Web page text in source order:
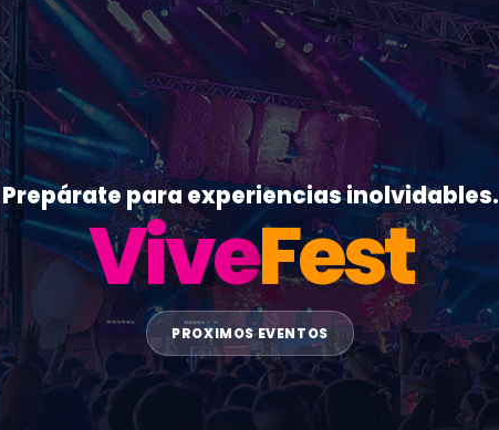
Prepárate para experiencias inolvidables.
ViveFest
PROXIMOS EVENTOS